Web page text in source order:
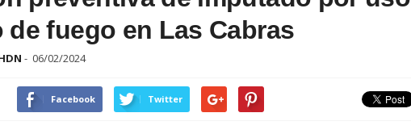
de fuego en Las Cabras
- 06/02/2024
Facebook Twitter